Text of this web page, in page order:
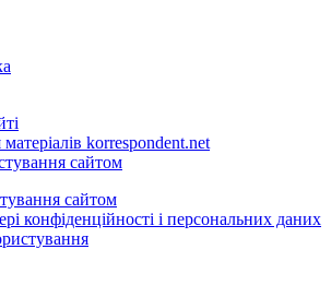
korrespondent.net
сайтом
сайтом
конфіденційності і персональних даних